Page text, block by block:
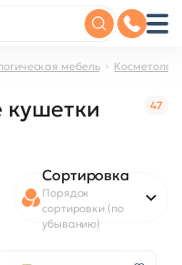
мебель
кушетки
47
Сортировка
Порядок
сортировки (по
убыванию)